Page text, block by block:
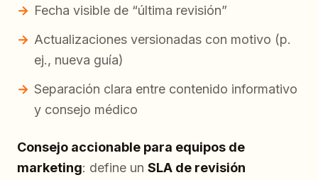
Fecha visible de “última revisión”
Actualizaciones versionadas con motivo (p.
ej., nueva guía)
Separación clara entre contenido informativo
y consejo médico
Consejo accionable para equipos de
marketing: define un SLA de revisión